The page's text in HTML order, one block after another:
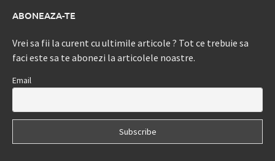
ABONEAZA-TE
Vrei sa fii la curent cu ultimile articole ? Tot ce trebuie sa
faci este sa te abonezi la articolele noastre.
Email